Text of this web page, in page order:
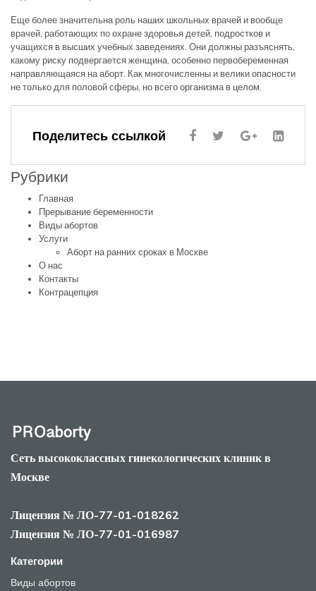
Еще более значительна роль наших школьных врачей и вообще
врачей, работающих по охране здоровья детей, подростков и
учащихся в высших учебных заведениях. Они должны разъяснять,
какому риску подвергается женщина, особенно первобеременная
направляющаяся на аборт. Как многочисленны и велики опасности
не только для половой сферы, но всего организма в целом.
Поделитесь ссылкой
Рубрики
Главная
Прерывание беременности
Виды абортов
Услуги
Аборт на ранних сроках в Москве
О нас
Контакты
Контрацепция
Сеть высококлассных гинекологических клиник в
Москве
Лицензия № ЛО-77-01-018262
Лицензия № ЛО-77-01-016987
Категории
Виды абортов